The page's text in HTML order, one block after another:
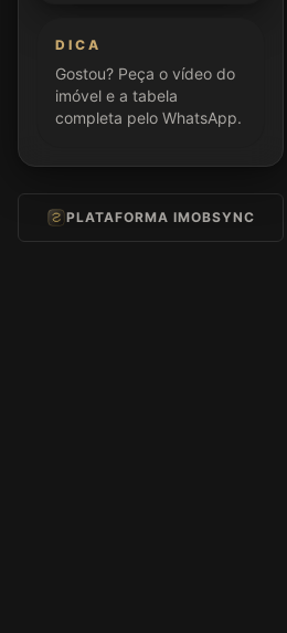
DICA
Gostou? Peça o vídeo do
imóvel e a tabela
completa pelo WhatsApp.
PLATAFORMA IMOBSYNC